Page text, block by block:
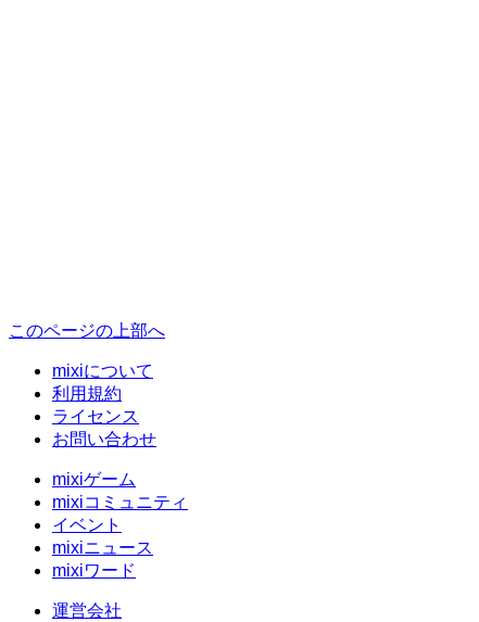
このページの上部へ
mixiについて
利用規約
ライセンス
お問い合わせ
mixiゲーム
mixiコミュニティ
イベント
mixiニュース
mixiワード
運営会社